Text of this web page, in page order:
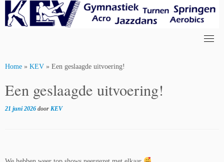
content
Home » KEV » Een geslaagde uitvoering!
Een geslaagde uitvoering!
21 juni 2026 door KEV